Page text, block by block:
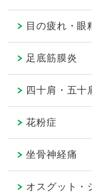
目の疲れ・眼
足底筋膜炎
四十肩・五十
花粉症
坐骨神経痛
オスグット・